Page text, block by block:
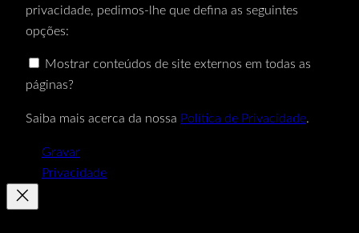
privacidade, pedimos-lhe que defina as seguintes
opções:
Mostrar conteúdos de site externos em todas as
páginas?
Saiba mais acerca da nossa Política de Privacidade.
Gravar
Privacidade